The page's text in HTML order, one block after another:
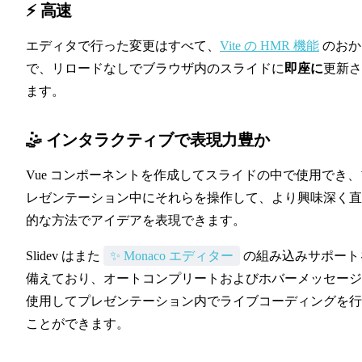
⚡ 高速
エディタで行った変更はすべて、 Vite の HMR 機能 のお
で、リロードなしでブラウザ内のスライドに 即座に更新
ます。
🤹 インタラクティブで表現力豊か
Vue コンポーネントを作成してスライドの中で使用でき
レゼンテーション中にそれらを操作して、より興味深く
的な方法でアイデアを表現できます。
Slidev はまた ✨ Monaco エディター
✨ Monaco エディター
の組み込みサポート
備えており、オートコンプリートおよびホバーメッセー
使用してプレゼンテーション内でライブコーディングを
ことができます。